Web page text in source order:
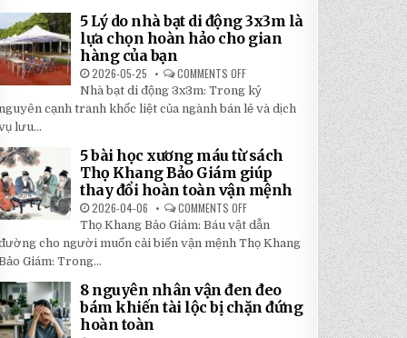
TRANG
MỚI
NHẤT
2026:
TẬN
GỐC
TẠI
5 Lý do nhà bạt di động 3x3m là
lựa chọn hoàn hảo cho gian
hàng của bạn
2026-05-25 COMMENTS OFF
5
LÝ
DO
NHÀ
ĐỘNG
3X3M
LÀ
LỰA
CHỌN
HOÀN
HẢO
CHO
GIAN
HÀNG
Nhà bạt di động 3x3m: Trong kỷ
cạnh tranh khốc liệt của ngành bán lẻ và dịch
lưu...
5 bài học xương máu từ sách
Thọ Khang Bảo Giám giúp
thay đổi hoàn toàn vận mệnh
2026-04-06 COMMENTS OFF
5
BÀI
HỌC
XƯƠNG
SÁCH
THỌ
KHANG
BẢO
Thọ Khang Bảo Giám: Báu vật dẫn
cho người muốn cải biến vận mệnh Thọ Khang
Giám: Trong...
8 nguyên nhân vận đen đeo
bám khiến tài lộc bị chặn đứng
hoàn toàn